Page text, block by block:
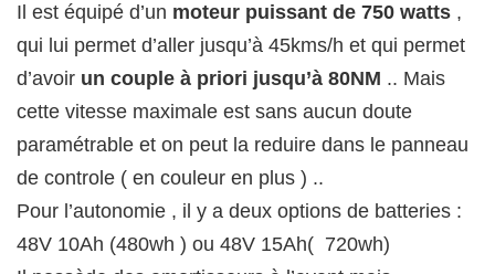
Il est équipé d’un moteur puissant de 750 watts ,
qui lui permet d’aller jusqu’à 45kms/h et qui permet
d’avoir un couple à priori jusqu’à 80NM .. Mais
cette vitesse maximale est sans aucun doute
paramétrable et on peut la reduire dans le panneau
de controle ( en couleur en plus ) ..
Pour l’autonomie , il y a deux options de batteries :
48V 10Ah (480wh ) ou 48V 15Ah( 720wh)